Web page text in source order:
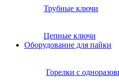
Трубные ключи
Цепные ключи
Оборудование для пайки
Горелки с